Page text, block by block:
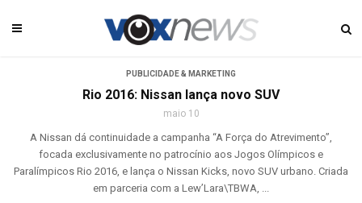
PUBLICIDADE & MARKETING
Rio 2016: Nissan lança novo SUV
maio 10
A Nissan dá continuidade a campanha “A Força do Atrevimento”,
focada exclusivamente no patrocínio aos Jogos Olímpicos e
Paralímpicos Rio 2016, e lança o Nissan Kicks, novo SUV urbano. Criada
em parceria com a Lew’Lara\TBWA, ...